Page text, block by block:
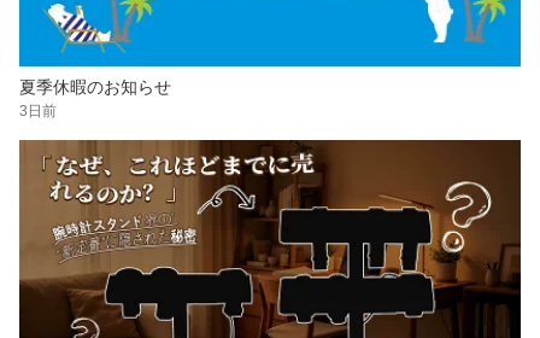
夏季休暇のお知らせ
3日前